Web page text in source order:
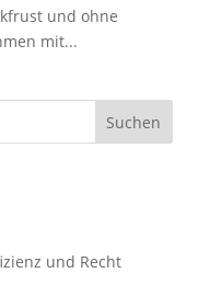
und ohne
mit...
Suchen
und Recht